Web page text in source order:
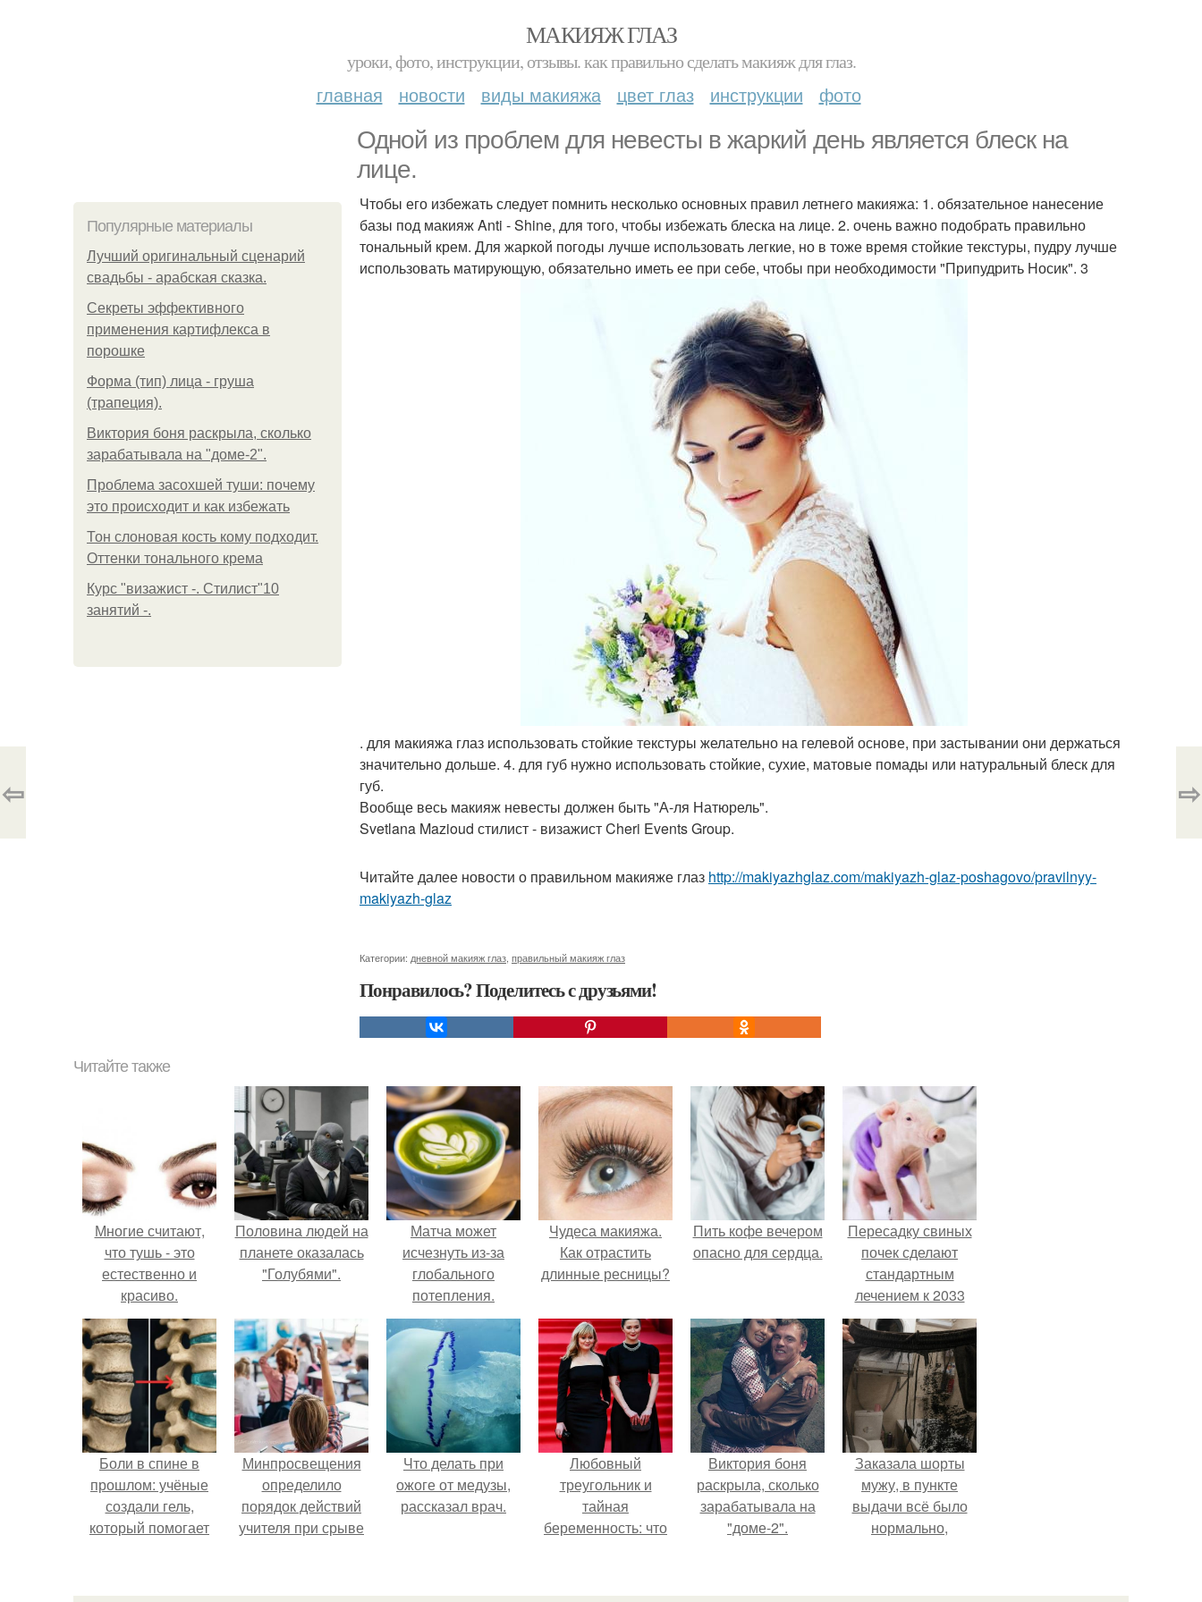
МАКИЯЖ ГЛАЗ
уроки, фото, инструкции, отзывы. как правильно сделать макияж для глаз.
главная новости виды макияжа цвет глаз инструкции фото
Одной из проблем для невесты в жаркий день является блеск на
лице.
Популярные материалы
Лучший оригинальный сценарий
свадьбы - арабская сказка.
Секреты эффективного
применения картифлекса в
порошке
Форма (тип) лица - груша
(трапеция).
Виктория боня раскрыла, сколько
зарабатывала на "доме-2".
Проблема засохшей туши: почему
это происходит и как избежать
Тон слоновая кость кому подходит.
Оттенки тонального крема
Курс "визажист -. Стилист"10
занятий -.
Чтобы его избежать следует помнить несколько основных правил летнего макияжа: 1. обязательное нанесение
базы под макияж Anti - Shine, для того, чтобы избежать блеска на лице. 2. очень важно подобрать правильно
тональный крем. Для жаркой погоды лучше использовать легкие, но в тоже время стойкие текстуры, пудру лучше
использовать матирующую, обязательно иметь ее при себе, чтобы при необходимости "Припудрить Носик". 3
. для макияжа глаз использовать стойкие текстуры желательно на гелевой основе, при застывании они держаться
значительно дольше. 4. для губ нужно использовать стойкие, сухие, матовые помады или натуральный блеск для
губ.
Вообще весь макияж невесты должен быть "А-ля Натюрель".
Svetlana Mazioud стилист - визажист Cheri Events Group.
Читайте далее новости о правильном макияже глаз http://makiyazhglaz.com/makiyazh-glaz-poshagovo/pravilnyy-
makiyazh-glaz
Категории: дневной макияж глаз правильный макияж глаз
Понравилось? Поделитесь с друзьями!
⇦ ⇨
Читайте также
Многие считают,
что тушь - это
естественно и
красиво.
Половина людей на
планете оказалась
"Голубями".
Матча может
исчезнуть из-за
глобального
потепления.
Чудеса макияжа.
Как отрастить
длинные ресницы?
Пить кофе вечером
опасно для сердца.
Пересадку свиных
почек сделают
стандартным
лечением к 2033
году в Японии.
Боли в спине в
прошлом: учёные
создали гель,
который помогает
диски.
Минпросвещения
определило
порядок действий
учителя при срыве
Что делать при
ожоге от медузы,
рассказал врач.
Любовный
треугольник и
тайная
беременность: что
Михалкова?
Виктория боня
раскрыла, сколько
зарабатывала на
"доме-2".
Заказала шорты
мужу, в пункте
выдачи всё было
нормально,
предвещало беды.